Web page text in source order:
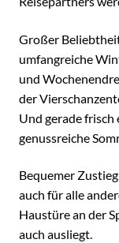
Großer
umfangreiche
und
der
Und gerade frisch
genussreiche
Bequemer
auch für alle
Haustüre an der
auch ausliegt.